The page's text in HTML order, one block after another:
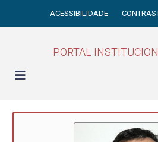
ACESSIBILIDADE
PORTAL